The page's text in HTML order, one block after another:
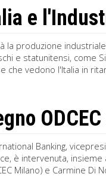
e
produzione
e statunitensi, come
che vedono l'Italia in
Banking,
è intervenuta,
Milano) e Carmine